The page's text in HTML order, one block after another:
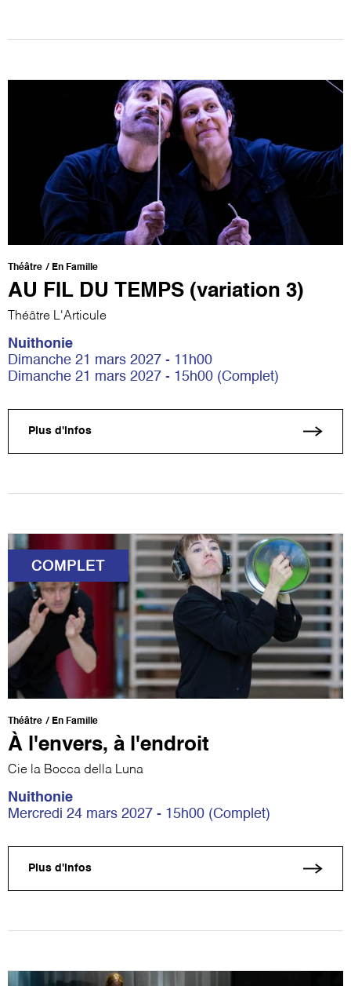
Théâtre En Famille
AU FIL DU TEMPS (variation 3)
Théâtre L'Articule
Nuithonie
Dimanche 21 mars 2027 - 11h00
Dimanche 21 mars 2027 - 15h00 (Complet)
Plus d'infos
COMPLET
Théâtre En Famille
À l'envers, à l'endroit
Cie la Bocca della Luna
Nuithonie
Mercredi 24 mars 2027 - 15h00 (Complet)
Plus d'infos